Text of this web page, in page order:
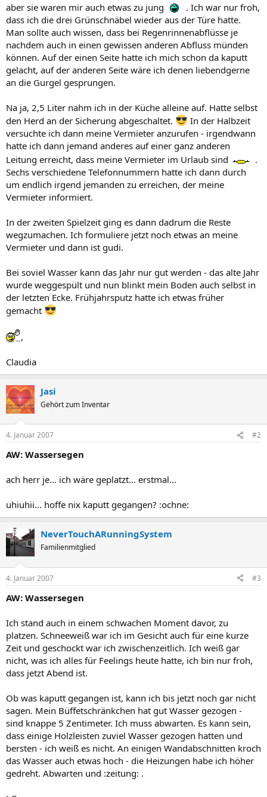
aber sie waren mir auch etwas zu jung
. Ich war nur froh,
dass ich die drei Grünschnäbel wieder aus der Türe hatte.
Man sollte auch wissen, dass bei Regenrinnenabflüsse je
nachdem auch in einen gewissen anderen Abfluss münden
können. Auf der einen Seite hatte ich mich schon da kaputt
gelacht, auf der anderen Seite wäre ich denen liebendgerne
an die Gurgel gesprungen.
Na ja, 2,5 Liter nahm ich in der Küche alleine auf. Hatte selbst
den Herd an der Sicherung abgeschaltet.
In der Halbzeit
versuchte ich dann meine Vermieter anzurufen - irgendwann
hatte ich dann jemand anderes auf einer ganz anderen
Leitung erreicht, dass meine Vermieter im Urlaub sind
.
Sechs verschiedene Telefonnummern hatte ich dann durch
um endlich irgend jemanden zu erreichen, der meine
Vermieter informiert.
In der zweiten Spielzeit ging es dann dadrum die Reste
wegzumachen. Ich formuliere jetzt noch etwas an meine
Vermieter und dann ist gudi.
Bei soviel Wasser kann das Jahr nur gut werden - das alte Jahr
wurde weggespült und nun blinkt mein Boden auch selbst in
der letzten Ecke. Frühjahrsputz hatte ich etwas früher
gemacht
,
Claudia
Jasi
Gehört zum Inventar
4. Januar 2007 #2
AW: Wassersegen
ach herr je... ich wäre geplatzt... erstmal...
uhiuhii... hoffe nix kaputt gegangen? :ochne:
NeverTouchARunningSystem
Familienmitglied
4. Januar 2007 #3
AW: Wassersegen
Ich stand auch in einem schwachen Moment davor, zu
platzen. Schneeweiß war ich im Gesicht auch für eine kurze
Zeit und geschockt war ich zwischenzeitlich. Ich weiß gar
nicht, was ich alles für Feelings heute hatte, ich bin nur froh,
dass jetzt Abend ist.
Ob was kaputt gegangen ist, kann ich bis jetzt noch gar nicht
sagen. Mein Büffetschränkchen hat gut Wasser gezogen -
sind knappe 5 Zentimeter. Ich muss abwarten. Es kann sein,
dass einige Holzleisten zuviel Wasser gezogen hatten und
bersten - ich weiß es nicht. An einigen Wandabschnitten kroch
das Wasser auch etwas hoch - die Heizungen habe ich höher
gedreht. Abwarten und :zeitung: .